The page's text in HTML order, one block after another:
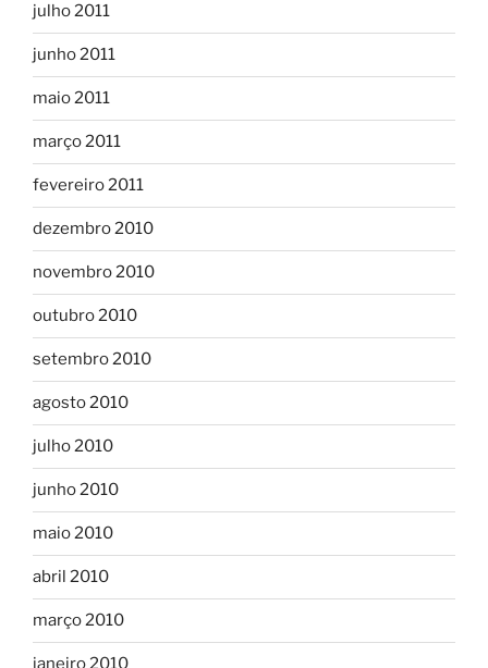
julho 2011
junho 2011
maio 2011
março 2011
fevereiro 2011
dezembro 2010
novembro 2010
outubro 2010
setembro 2010
agosto 2010
julho 2010
junho 2010
maio 2010
abril 2010
março 2010